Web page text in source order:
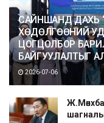
САЙНШАНД ДАХЬ
ХӨДӨЛГӨӨНИЙ
ЦОГЦОЛБОР
БАЙГУУЛАЛТЫГ
2026-07-06